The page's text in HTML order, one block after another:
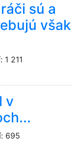
sú a
však
1 211
v
695